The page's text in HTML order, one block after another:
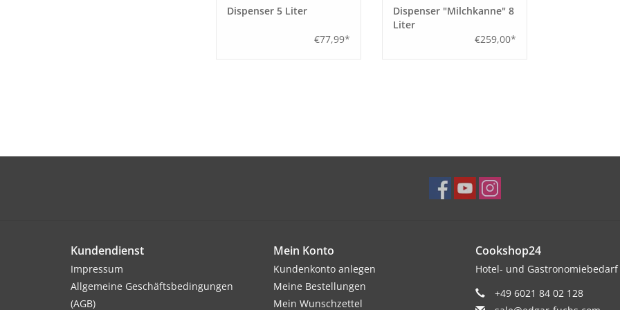
Dispenser 5 Liter
€77,99*
Dispenser "Milchkanne" 8
Liter
€259,00*
Kundendienst
Impressum
Allgemeine Geschäftsbedingungen
(AGB)
Mein Konto
Kundenkonto anlegen
Meine Bestellungen
Mein Wunschzettel
Cookshop24
Hotel- und Gastronomiebedarf
+49 6021 84 02 128